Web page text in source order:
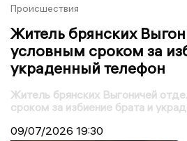
Происшествия
Житель брянских
условным сроком за
украденный телефон
Житель брянских Выгоничей
сроком за избиение брата и
09/07/2026 19:30